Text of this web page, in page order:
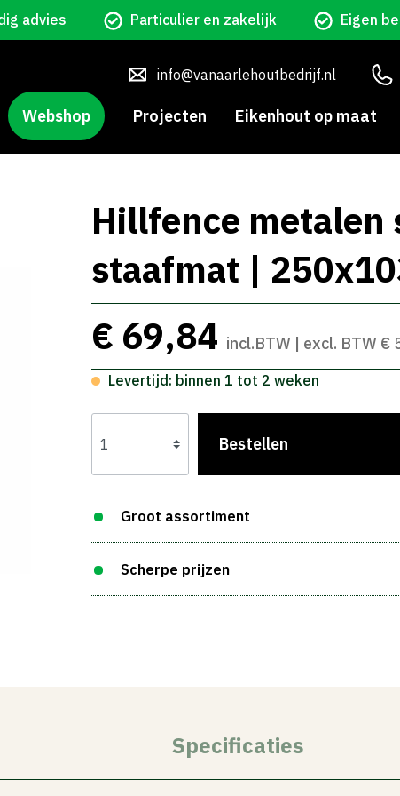
advies Particulier en zakelijk Eigen
info@vanaarlehoutbedrijf.nl
Webshop Projecten Eikenhout op maat
Hillfence
staafmat |
€ 69,84 incl.BTW | excl. BTW €
Levertijd: binnen 1 tot 2 weken
Bestellen
Groot assortiment
Scherpe prijzen
Specificaties